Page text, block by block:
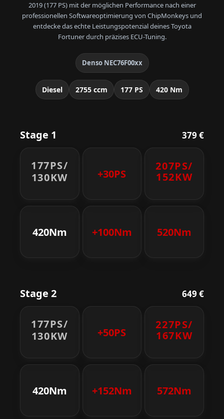
2019 (177 PS) mit der möglichen Performance nach einer
professionellen Softwareoptimierung von ChipMonkeys und
entdecke das echte Leistungspotenzial deines Toyota
Fortuner durch präzises ECU-Tuning.
Denso NEC76F00xx
Diesel 2755 ccm 177 PS 420 Nm
Stage 1 379 €
177PS/
130KW
+30PS
207PS/
152KW
420Nm +100Nm 520Nm
Stage 2 649 €
177PS/
130KW
+50PS
227PS/
167KW
420Nm +152Nm 572Nm